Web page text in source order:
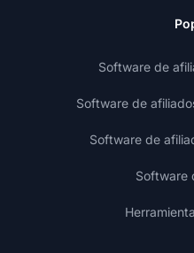
Software de
Software de
Software de
Software